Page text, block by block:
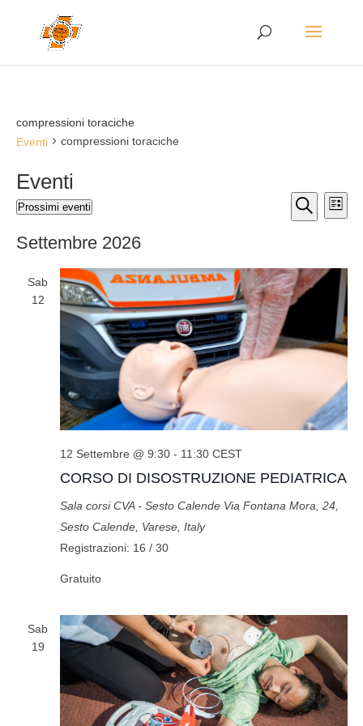
compressioni toraciche
Eventi
compressioni toraciche
Eventi
Eventi
Ricerca
viste
Cerca
Lista
Prossimi eventi
la
Settembre 2026
Sab
12
CORSO DI DISOSTRUZIONE PEDIATRICA
12 Settembre @ 9:30- 11:30 CEST
Sala corsi CVA - Sesto Calende Via Fontana Mora, 24,
Sesto Calende, Varese, Italy
Registrazioni: 16 / 30
Gratuito
Sab
19